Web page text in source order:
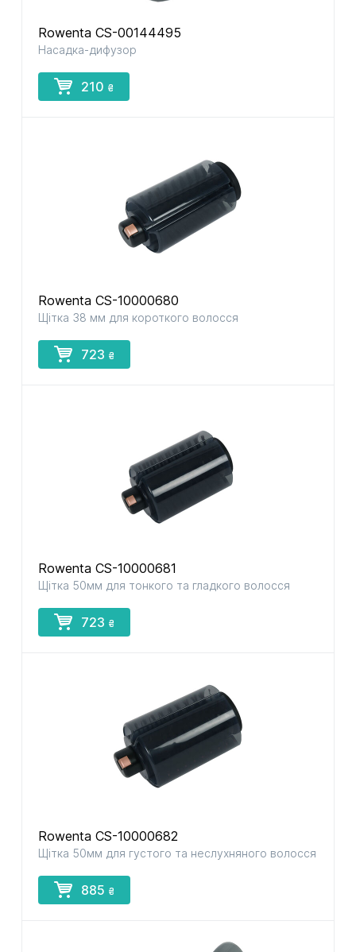
Rowenta CS-00144495
Насадка-дифузор
210 ₴
Rowenta CS-10000680
Щітка 38 мм для короткого волосся
723 ₴
Rowenta CS-10000681
Щітка 50мм для тонкого та гладкого волосся
723 ₴
Rowenta CS-10000682
Щітка 50мм для густого та неслухняного волосся
885 ₴